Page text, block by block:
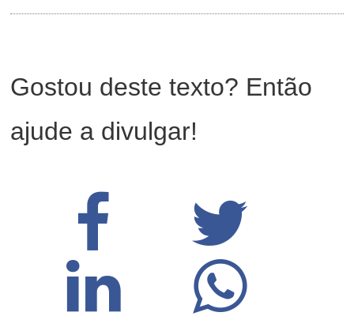
Gostou deste texto? Então
ajude a divulgar!